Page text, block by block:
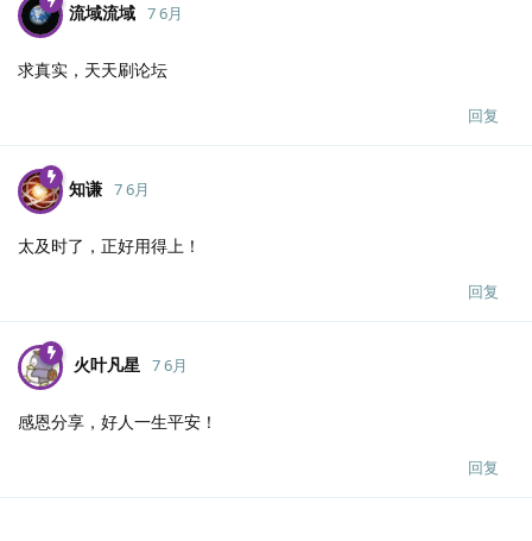
流域流域 7 6月
求真实，天天刷论坛
回复
知谦 7 6月
太及时了，正好用得上！
回复
火叶凡星 7 6月
感恩分享，好人一生平安！
回复